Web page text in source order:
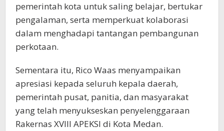
pemerintah kota untuk saling belajar, bertukar
pengalaman, serta memperkuat kolaborasi
dalam menghadapi tantangan pembangunan
perkotaan.
Sementara itu, Rico Waas menyampaikan
apresiasi kepada seluruh kepala daerah,
pemerintah pusat, panitia, dan masyarakat
yang telah menyukseskan penyelenggaraan
Rakernas XVIII APEKSI di Kota Medan.